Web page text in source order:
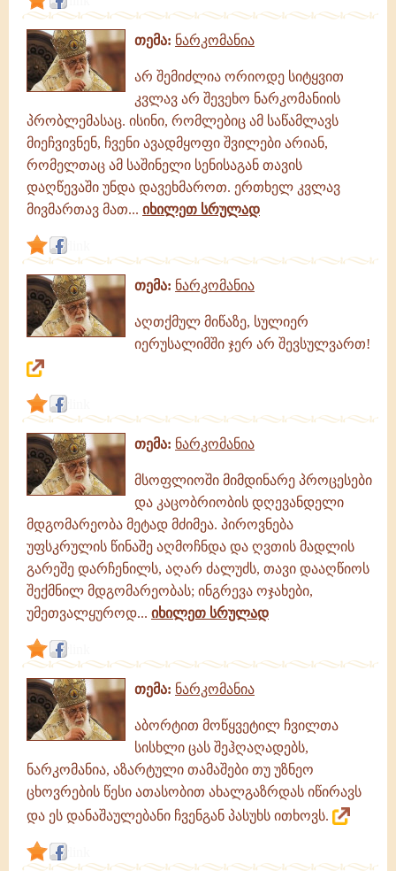
თემა: ნარკომანია
არ შემიძლია ორიოდე სიტყვით
კვლავ არ შევეხო ნარკომანიის
პრობლემასაც. ისინი, რომლებიც ამ საწამლავს
მიეჩვივნენ, ჩვენი ავადმყოფი შვილები არიან,
რომელთაც ამ საშინელი სენისაგან თავის
დაღწევაში უნდა დავეხმაროთ. ერთხელ კვლავ
მივმართავ მათ... იხილეთ სრულად
თემა: ნარკომანია
აღთქმულ მიწაზე, სულიერ
იერუსალიმში ჯერ არ შევსულვართ!
თემა: ნარკომანია
მსოფლიოში მიმდინარე პროცესები
და კაცობრიობის დღევანდელი
მდგომარეობა მეტად მძიმეა. პიროვნება
უფსკრულის წინაშე აღმოჩნდა და ღვთის მადლის
გარეშე დარჩენილს, აღარ ძალუძს, თავი დააღწიოს
შექმნილ მდგომარეობას; ინგრევა ოჯახები,
უმეთვალყუროდ... იხილეთ სრულად
თემა: ნარკომანია
აბორტით მოწყვეტილ ჩვილთა
სისხლი ცას შეჰღაღადებს,
ნარკომანია, აზარტული თამაშები თუ უზნეო
ცხოვრების წესი ათასობით ახალგაზრდას იწირავს
და ეს დანაშაულებანი ჩვენგან პასუხს ითხოვს.